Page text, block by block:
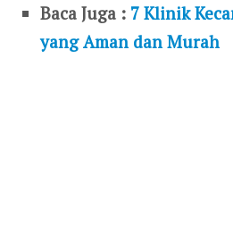
Baca Juga : 7 Klinik
yang Aman dan Murah